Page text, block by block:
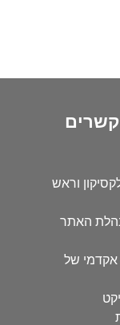
וראש
האתר
אקדמי של